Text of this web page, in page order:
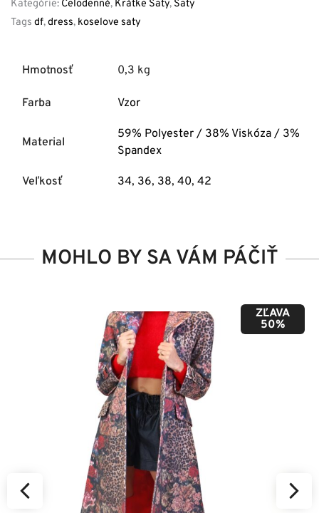
Kategórie: Celodenné, Krátke Šaty, Šaty
Tags df,dress, koselove saty
Hmotnosť 0,3 kg
Farba Vzor
Material
59% Polyester / 38% Viskóza / 3%
Spandex
Veľkosť 34, 36, 38, 40, 42
MOHLO BY SA VÁM PÁČIŤ
ZĽAVA
50%